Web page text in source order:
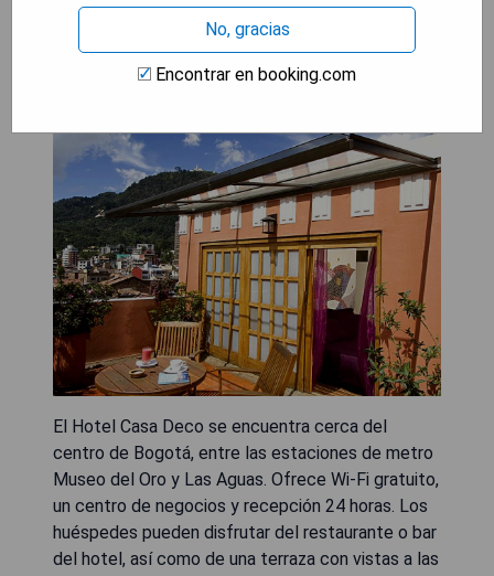
Hotel Casa Deco
El Hotel Casa Deco se encuentra cerca del
centro de Bogotá, entre las estaciones de metro
Museo del Oro y Las Aguas. Ofrece Wi-Fi gratuito,
un centro de negocios y recepción 24 horas. Los
huéspedes pueden disfrutar del restaurante o bar
del hotel, así como de una terraza con vistas a las
No, gracias
Encontrar en booking.com